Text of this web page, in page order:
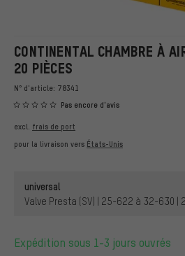
CONTINENTAL CHAMBRE À
20 PIÈCES
N° d'article: 78341
Pas encore d'avis
excl. frais de port
pour la livraison vers États-Unis
universal
Valve Presta (SV) | 25-622 à 32-630 |
Expédition sous 1-3 jours ouvrés